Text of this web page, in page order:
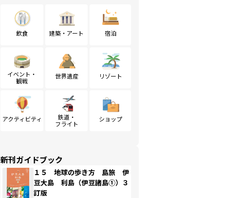
飲食 建築・アート 宿泊
イベント・
観戦
世界遺産 リゾート
アクティビティ
鉄道・
フライト
ショップ
新刊ガイドブック
１５ 地球の歩き方 島旅 伊
豆大島 利島（伊豆諸島①）３
訂版